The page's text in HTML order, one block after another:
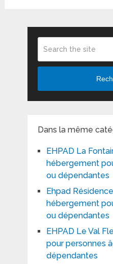
Dans la même
EHPAD La
hébergement
ou dépendantes
Ehpad
hébergement
ou dépendantes
EHPAD Le Val
pour personnes
dépendantes